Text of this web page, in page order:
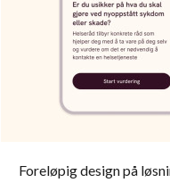
Foreløpig design på